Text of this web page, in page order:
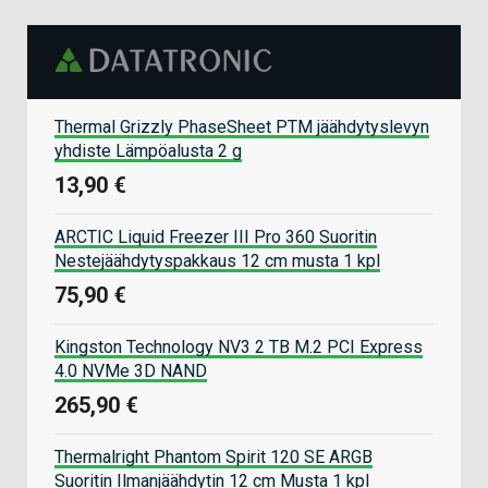
Thermal Grizzly PhaseSheet PTM jäähdytyslevyn
yhdiste Lämpöalusta 2 g
13,90 €
ARCTIC Liquid Freezer III Pro 360 Suoritin
Nestejäähdytyspakkaus 12 cm musta 1 kpl
75,90 €
Kingston Technology NV3 2 TB M.2 PCI Express
4.0 NVMe 3D NAND
265,90 €
Thermalright Phantom Spirit 120 SE ARGB
Suoritin Ilmanjäähdytin 12 cm Musta 1 kpl